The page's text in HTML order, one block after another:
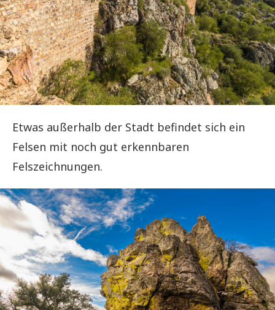
Etwas außerhalb der Stadt befindet sich ein
Felsen mit noch gut erkennbaren
Felszeichnungen.